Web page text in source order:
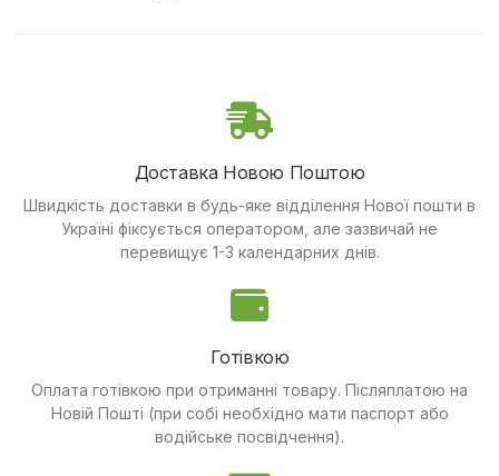
Доставка Новою Поштою
Швидкість доставки в будь-яке відділення Нової пошти в
Україні фіксується оператором, але зазвичай не
перевищує 1-3 календарних днів.
Готівкою
Оплата готівкою при отриманні товару. Післяплатою на
Новій Пошті (при собі необхідно мати паспорт або
водійське посвідчення).